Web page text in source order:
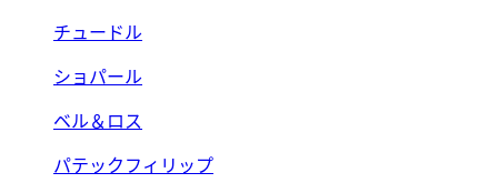
チュードル
ショパール
ベル＆ロス
パテックフィリップ